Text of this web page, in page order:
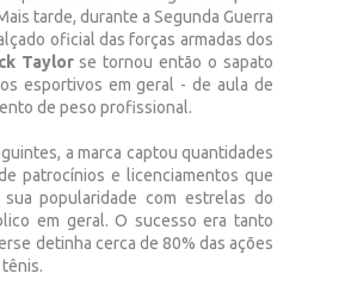
tarde, durante a Segunda Guerra
oficial das forças armadas dos
Taylorse tornou então o sapato
esportivos em geral - de aula de
de peso profissional.
a marca captou quantidades
patrocínios e licenciamentos que
sua popularidade com estrelas do
em geral. O sucesso era tanto
detinha cerca de 80% das ações